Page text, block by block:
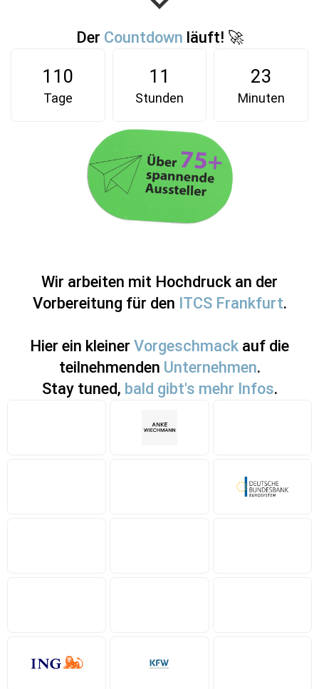
Der Countdown läuft! 🚀
110
Tage
11
Stunden
23
Minuten
Wir arbeiten mit Hochdruck an der
Vorbereitung für den ITCS Frankfurt.
Hier ein kleiner Vorgeschmack auf die
teilnehmenden Unternehmen.
Stay tuned, bald gibt's mehr Infos.